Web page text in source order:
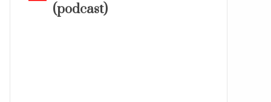
(podcast)